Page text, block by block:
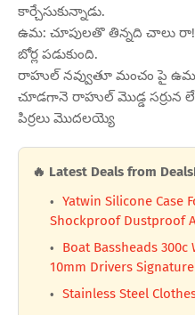
కార్చేసుకున్నాడు.
ఉమ: చూపులతొ తిన్నది చాలు
బోర్ల పడుకుంది.
రాహుల్ నవ్వుతూ మంచం పై ఉమ
చూడగానె రాహుల్ మొడ్డ సర్రున
పిర్రలు మొదలయ్యె
🔥 Latest Deals from
Yatwin Silicone Case
Shockproof Dustproof
Boat Bassheads 300c
10mm Drivers
Stainless Steel